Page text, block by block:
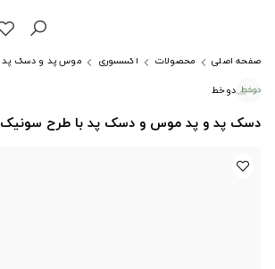
صفحه اصلی محصولات اکسسوری
موس پد و دسک پد
دوخط
دسک پد و پد موس و دسک پد با طرح سونیک sonic